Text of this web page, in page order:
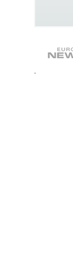
.